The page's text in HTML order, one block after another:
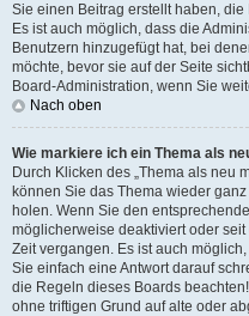
Sie einen Beitrag erstellt haben,
Es ist auch möglich, dass die
Benutzern hinzugefügt hat, bei
möchte, bevor sie auf der Seite
Board-Administration, wenn Sie
Nach oben
Wie markiere ich ein Thema als
Durch Klicken des „Thema als neu
können Sie das Thema wieder
holen. Wenn Sie den
möglicherweise deaktiviert oder
Zeit vergangen. Es ist auch
Sie einfach eine Antwort darauf
die Regeln dieses Boards
ohne triftigen Grund auf alte oder